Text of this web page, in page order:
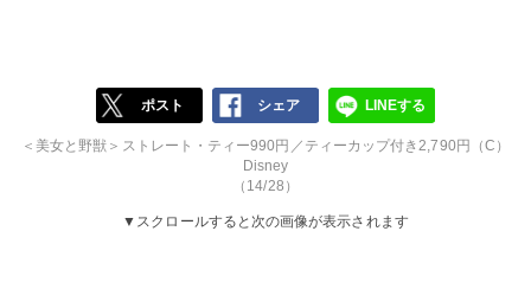
ポスト シェア LINEする
＜美女と野獣＞ストレート・ティー990円／ティーカップ付き2,790円（C）
Disney
（14/28）
▼スクロールすると次の画像が表示されます